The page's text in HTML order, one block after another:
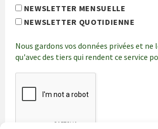
NEWSLETTER MENSUELLE
NEWSLETTER QUOTIDIENNE
Nous gardons vos données privées et ne
qu'avec des tiers qui rendent ce service